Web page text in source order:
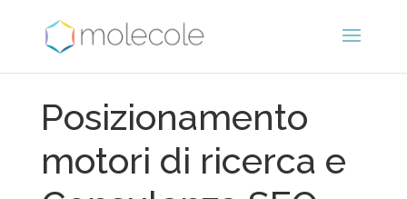
Posizionamento
motori di ricerca e